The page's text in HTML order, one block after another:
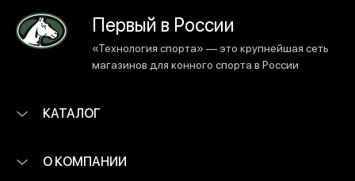
Первый в России
«Технология спорта» — это крупнейшая сеть
магазинов для конного спорта в России
КАТАЛОГ
О КОМПАНИИ